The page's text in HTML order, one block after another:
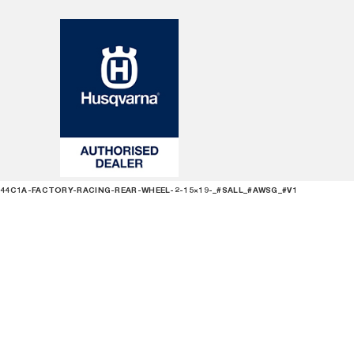
FACTORY-RACING-REAR-WHEEL-2-15×19-_#SALL_#AWSG_#V1